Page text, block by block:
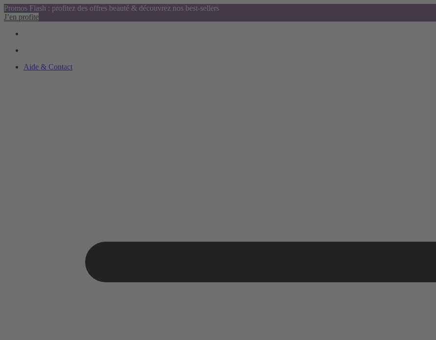
Promos Flash : profitez des offres beauté & découvrez nos best-sellers
J’en profite
Aide & Contact